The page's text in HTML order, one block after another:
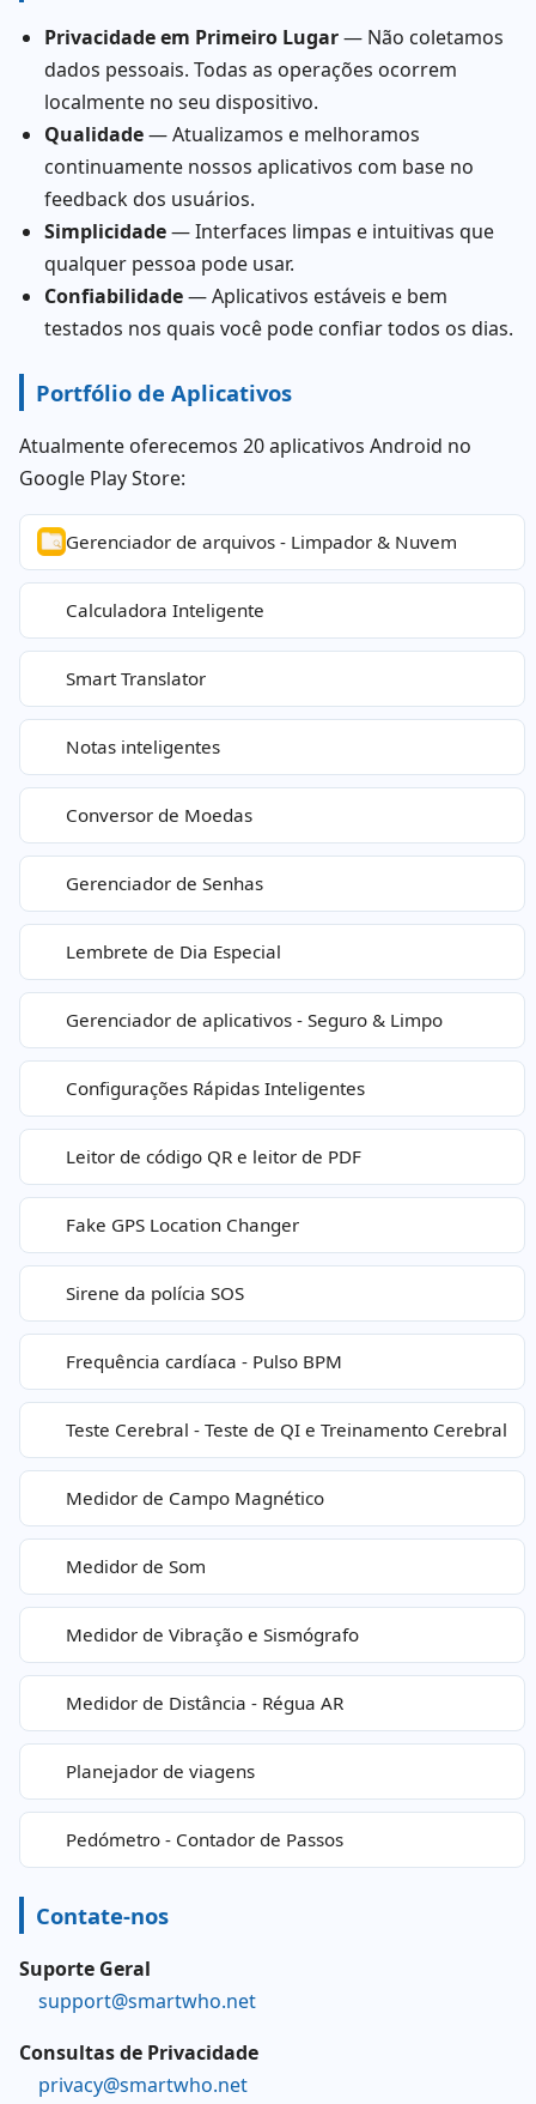
Privacidade em Primeiro Lugar— Não coletamos
dados pessoais. Todas as operações ocorrem
localmente no seu dispositivo.
Qualidade— Atualizamos e melhoramos
continuamente nossos aplicativos com base no
feedback dos usuários.
Simplicidade— Interfaces limpas e intuitivas que
qualquer pessoa pode usar.
Confiabilidade— Aplicativos estáveis e bem
testados nos quais você pode confiar todos os dias.
Portfólio de Aplicativos
Atualmente oferecemos 20 aplicativos Android no
Google Play Store:
Gerenciador de arquivos - Limpador & Nuvem
Calculadora Inteligente
Smart Translator
Notas inteligentes
Conversor de Moedas
Gerenciador de Senhas
Lembrete de Dia Especial
Gerenciador de aplicativos - Seguro & Limpo
Configurações Rápidas Inteligentes
Leitor de código QR e leitor de PDF
Fake GPS Location Changer
Sirene da polícia SOS
Frequência cardíaca - Pulso BPM
Teste Cerebral - Teste de QI e Treinamento Cerebral
Medidor de Campo Magnético
Medidor de Som
Medidor de Vibração e Sismógrafo
Medidor de Distância - Régua AR
Planejador de viagens
Pedómetro - Contador de Passos
Contate-nos
Suporte Geral
support@smartwho.net
Consultas de Privacidade
privacy@smartwho.net